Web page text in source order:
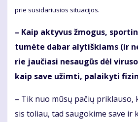
prie su­si­da­riu­sios si­tu­a­ci­jos.
– Kaip ak­ty­vus žmo­gus,
tu­mė­te da­bar aly­tiš­kiams (ir
rie jau­čia­si ne­sau­gūs dėl
kaip sa­ve už­im­ti, pa­lai­ky­ti
– Tik nuo mū­sų pa­čių
sis to­liau, tad sau­go­ki­me sa­ve ir